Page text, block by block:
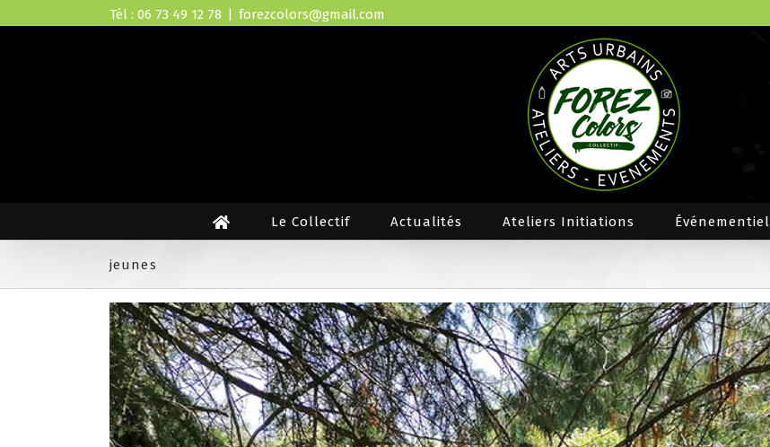
to
Tél : 06 73 49 12 78 | forezcolors@gmail.com
Le Collectif Actualités Ateliers Initiations Événementiel
jeunes